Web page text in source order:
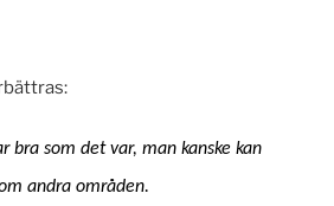
bra som det var, man kanske kan
andra områden.